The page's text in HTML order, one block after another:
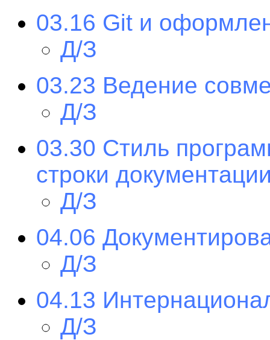
03.16 Git и
Д/З
03.23 Ведение
Д/З
03.30 Стиль
строки
Д/З
04.06
Д/З
04.13
Д/З